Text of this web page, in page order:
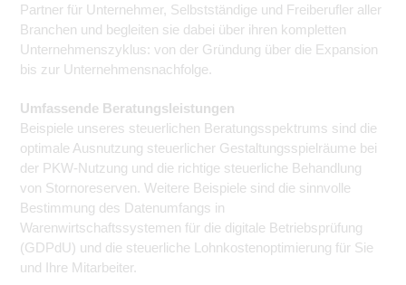
Partner für Unternehmer, Selbstständige und Freiberufler aller
Branchen und begleiten sie dabei über ihren kompletten
Unternehmenszyklus: von der Gründung über die Expansion
bis zur Unternehmensnachfolge.
Umfassende Beratungsleistungen
Beispiele unseres steuerlichen Beratungsspektrums sind die
optimale Ausnutzung steuerlicher Gestaltungsspielräume bei
der PKW-Nutzung und die richtige steuerliche Behandlung
von Stornoreserven. Weitere Beispiele sind die sinnvolle
Bestimmung des Datenumfangs in
Warenwirtschaftssystemen für die digitale Betriebsprüfung
(GDPdU) und die steuerliche Lohnkostenoptimierung für Sie
und Ihre Mitarbeiter.